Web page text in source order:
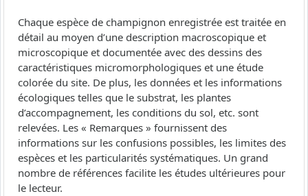
Chaque espèce de champignon enregistrée est traitée en
détail au moyen d’une description macroscopique et
microscopique et documentée avec des dessins des
caractéristiques micromorphologiques et une étude
colorée du site. De plus, les données et les informations
écologiques telles que le substrat, les plantes
d’accompagnement, les conditions du sol, etc. sont
relevées. Les « Remarques » fournissent des
informations sur les confusions possibles, les limites des
espèces et les particularités systématiques. Un grand
nombre de références facilite les études ultérieures pour
le lecteur.